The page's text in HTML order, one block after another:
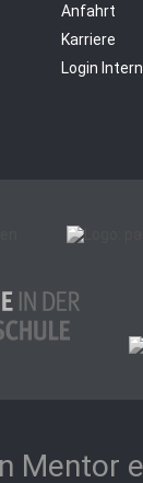
Anfahrt
Karriere
Login Intern